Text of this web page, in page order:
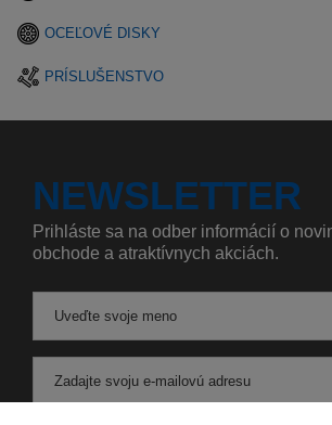
OCEĽOVÉ DISKY
PRÍSLUŠENSTVO
NEWSLETTER
Prihláste sa na odber informácií o
obchode a atraktívnych akciách.
Uveďte svoje meno
Zadajte svoju e-mailovú adresu